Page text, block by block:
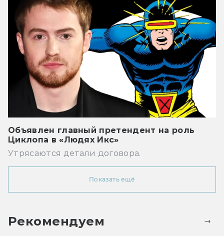
Объявлен главный претендент на роль
Циклопа в «Людях Икс»
Утрясаются детали договора.
Показать ещё
Рекомендуем